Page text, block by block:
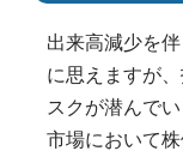
出来高減少を
に思えますが
スクが潜んで
市場において